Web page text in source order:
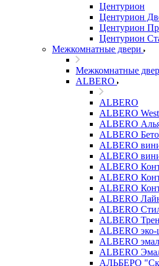
Центурион
Центурион
Центурион
Центурион
Межкомнатные двери
Межкомнатные
ALBERO
ALBERO
ALBERO
ALBERO
ALBERO
ALBERO
ALBERO
ALBERO
ALBERO
ALBERO
ALBERO
ALBERO
ALBERO
ALBERO
ALBERO
ALBERO
АЛЬБЕРО